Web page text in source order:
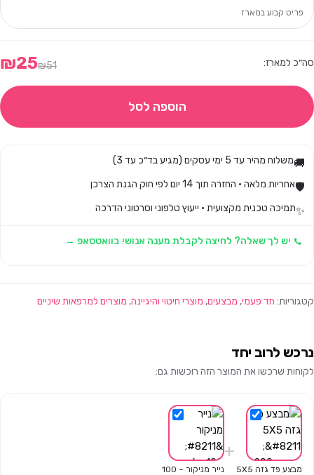
פריט קבוע במארז
סה״כ למארז: ₪51
₪25
הוספה לסל
🚚משלוח מהיר עד 5 ימי עסקים (מגיע בד״כ עד 3)
🛡️אחריות מלאה · החזרה תוך 14 יום לפי חוק הגנת הצרכן
✨תמיכה טכנית מקצועית · ייעוץ טלפוני וסרטוני הדרכה
יש לך שאלה? לחיצה לקבלת מענה אנושי בוואטסאפ →
קטגוריות: חד פעמי, מבצעים, מוצרי חיטוי והיגיינה, מוצרים למרפאות שיניים
נרכש לרוב יחד
לקוחות שרכשו את המוצר הזה רוכשות גם:
מבצע פד גזה 5X5
+
נייר מניקור – 100